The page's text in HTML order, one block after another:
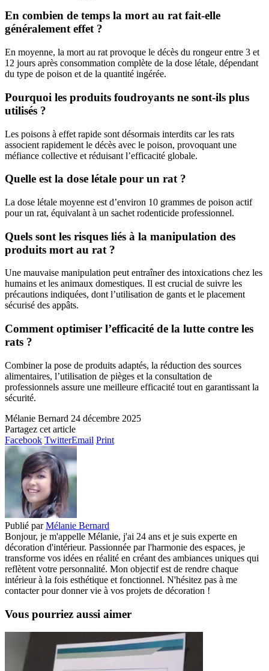
En combien de temps la mort au rat fait-elle
généralement effet ?
En moyenne, la mort au rat provoque le décès du rongeur entre 3 et
12 jours après consommation complète de la dose létale, dépendant
du type de poison et de la quantité ingérée.
Pourquoi les produits foudroyants ne sont-ils plus
utilisés ?
Les poisons à effet rapide sont désormais interdits car les rats
associent rapidement le décès avec le poison, provoquant une
méfiance collective et réduisant l’efficacité globale.
Quelle est la dose létale pour un rat ?
La dose létale moyenne est d’environ 10 grammes de poison actif
pour un rat, équivalant à un sachet rodenticide professionnel.
Quels sont les risques liés à la manipulation des
produits mort au rat ?
Une mauvaise manipulation peut entraîner des intoxications chez les
humains et les animaux domestiques. Il est crucial de suivre les
précautions indiquées, dont l’utilisation de gants et le placement
sécurisé des appâts.
Comment optimiser l’efficacité de la lutte contre les
rats ?
Combiner la pose de produits adaptés, la réduction des sources
alimentaires, l’utilisation de pièges et la consultation de
professionnels assure une meilleure efficacité tout en garantissant la
sécurité.
Mélanie Bernard 24 décembre 2025
Partagez cet article
Facebook TwitterEmail Print
Publié par Mélanie Bernard
Bonjour, je m'appelle Mélanie, j'ai 24 ans et je suis experte en
décoration d'intérieur. Passionnée par l'harmonie des espaces, je
transforme vos idées en réalité en créant des ambiances uniques qui
reflètent votre personnalité. Mon objectif est de rendre chaque
intérieur à la fois esthétique et fonctionnel. N'hésitez pas à me
contacter pour donner vie à vos projets de décoration !
Vous pourriez aussi aimer